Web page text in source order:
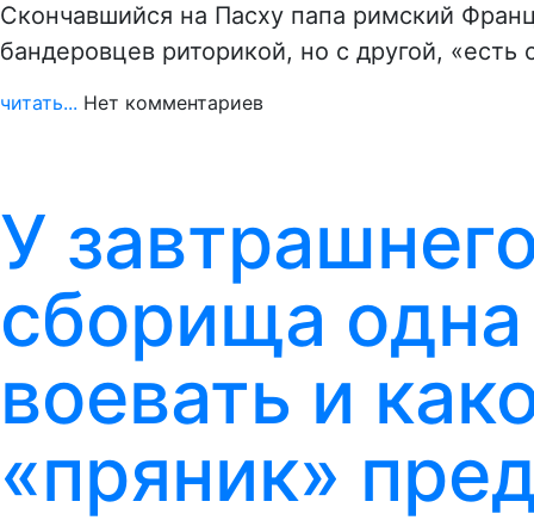
Скончавшийся на Пасху папа римский
бандеровцев риторикой, но с другой, «есть
читать... Нет комментариев
У
сборища
воевать и
«пряник»